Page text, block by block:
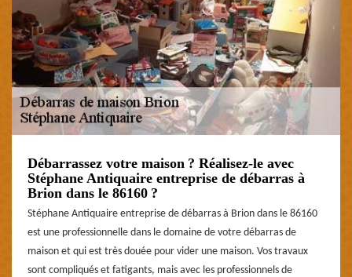
Débarrassez votre maison ? Réalisez-le avec
Stéphane Antiquaire entreprise de débarras à
Brion dans le 86160 ?
Stéphane Antiquaire entreprise de débarras à Brion dans le 86160
est une professionnelle dans le domaine de votre débarras de
maison et qui est très douée pour vider une maison. Vos travaux
sont compliqués et fatigants, mais avec les professionnels de